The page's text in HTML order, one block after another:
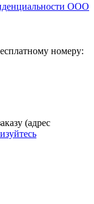
ООО
номеру:
(адрес